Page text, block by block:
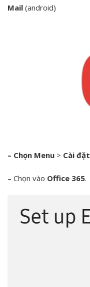
Mail (android)
– Chọn Menu > Cài đặt
– Chọn vào Office 365.